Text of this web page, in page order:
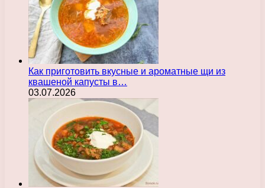
Как приготовить вкусные и ароматные щи из
квашеной капусты в…
03.07.2026